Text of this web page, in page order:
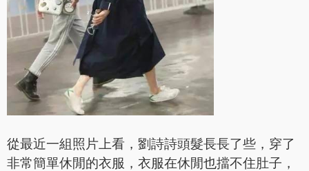
從最近一組照片上看，劉詩詩頭髮長長了些，穿了
非常簡單休閒的衣服，衣服在休閒也擋不住肚子，